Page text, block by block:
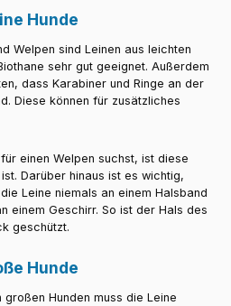
Hunde
Welpen sind Leinen aus leichten
sehr gut geeignet. Außerdem
dass Karabiner und Ringe an der
Diese können für zusätzliches
einen Welpen suchst, ist diese
Darüber hinaus ist es wichtig,
Leine niemals an einem Halsband
einem Geschirr. So ist der Hals des
geschützt.
Hunde
Hunden muss die Leine